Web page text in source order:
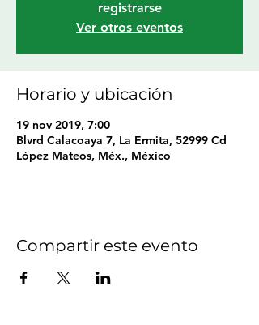
registrarse
Ver otros eventos
Horario y ubicación
19 nov 2019, 7:00
Blvrd Calacoaya 7, La Ermita, 52999 Cd
López Mateos, Méx., México
Compartir este evento